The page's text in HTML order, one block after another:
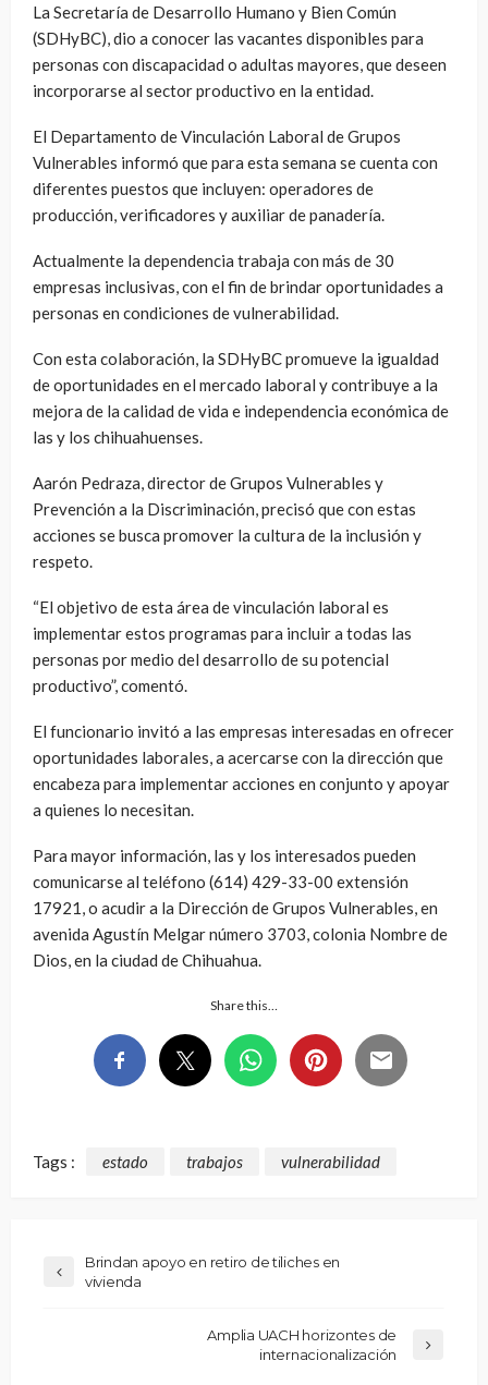
La Secretaría de Desarrollo Humano y Bien Común
(SDHyBC), dio a conocer las vacantes disponibles para
personas con discapacidad o adultas mayores, que deseen
incorporarse al sector productivo en la entidad.
El Departamento de Vinculación Laboral de Grupos
Vulnerables informó que para esta semana se cuenta con
diferentes puestos que incluyen: operadores de
producción, verificadores y auxiliar de panadería.
Actualmente la dependencia trabaja con más de 30
empresas inclusivas, con el fin de brindar oportunidades a
personas en condiciones de vulnerabilidad.
Con esta colaboración, la SDHyBC promueve la igualdad
de oportunidades en el mercado laboral y contribuye a la
mejora de la calidad de vida e independencia económica de
las y los chihuahuenses.
Aarón Pedraza, director de Grupos Vulnerables y
Prevención a la Discriminación, precisó que con estas
acciones se busca promover la cultura de la inclusión y
respeto.
“El objetivo de esta área de vinculación laboral es
implementar estos programas para incluir a todas las
personas por medio del desarrollo de su potencial
productivo”, comentó.
El funcionario invitó a las empresas interesadas en ofrecer
oportunidades laborales, a acercarse con la dirección que
encabeza para implementar acciones en conjunto y apoyar
a quienes lo necesitan.
Para mayor información, las y los interesados pueden
comunicarse al teléfono (614) 429-33-00 extensión
17921, o acudir a la Dirección de Grupos Vulnerables, en
avenida Agustín Melgar número 3703, colonia Nombre de
Dios, en la ciudad de Chihuahua.
Share this…
Tags : estado trabajos vulnerabilidad
Brindan apoyo en retiro de tiliches en
vivienda
Amplia UACH horizontes de
internacionalización